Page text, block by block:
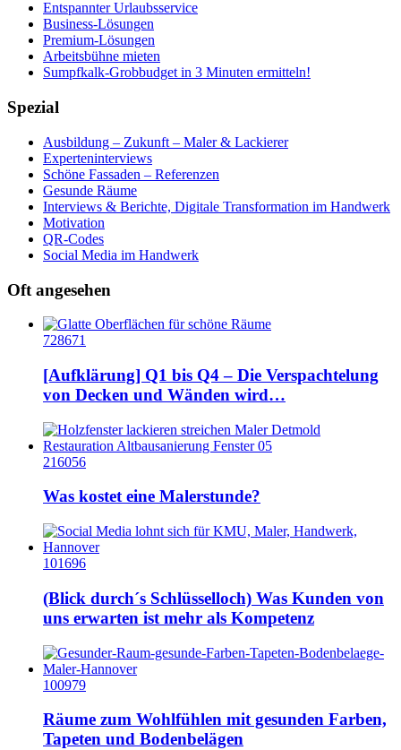
Entspannter Urlaubsservice
Business-Lösungen
Premium-Lösungen
Arbeitsbühne mieten
Sumpfkalk-Grobbudget in 3 Minuten ermitteln!
Spezial
Ausbildung – Zukunft – Maler & Lackierer
Experteninterviews
Schöne Fassaden – Referenzen
Gesunde Räume
Interviews & Berichte, Digitale Transformation im Handwerk
Motivation
QR-Codes
Social Media im Handwerk
Oft angesehen
728671
[Aufklärung] Q1 bis Q4 – Die Verspachtelung
von Decken und Wänden wird…
216056
Was kostet eine Malerstunde?
101696
(Blick durch´s Schlüsselloch) Was Kunden von
uns erwarten ist mehr als Kompetenz
100979
Räume zum Wohlfühlen mit gesunden Farben,
Tapeten und Bodenbelägen